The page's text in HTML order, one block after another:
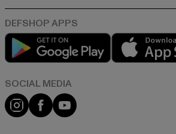
Play market
Instagram
FacebookYouTube